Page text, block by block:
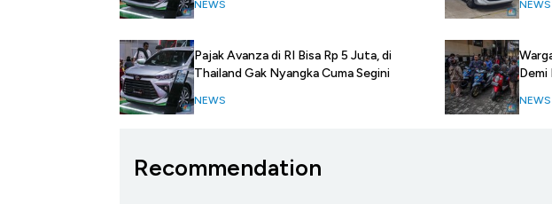
NEWS
Pajak Avanza di RI Bisa Rp 5 Juta, di
Thailand Gak Nyangka Cuma Segini
NEWS
NEWS
Demi
NEWS
Recommendation